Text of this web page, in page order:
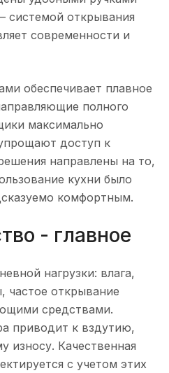
системой открывания
современности и
обеспечивает плавное
полного
максимально
доступ к
направлены на то,
кухни было
комфортным.
- главное
нагрузки: влага,
частое открывание
средствами.
приводит к вздутию,
износу. Качественная
с учетом этих